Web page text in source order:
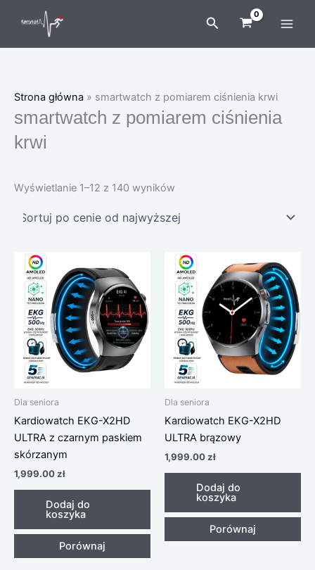
Szukaj
Strona główna » smartwatch z pomiarem ciśnienia krwi
smartwatch z pomiarem ciśnienia
krwi
Wyświetlanie 1–12 z 140 wyników
Dla seniora
Kardiowatch EKG-X2HD
ULTRA z czarnym paskiem
skórzanym
1,999.00zł
Dodaj do
koszyka
Porównaj
Dla seniora
Kardiowatch EKG-X2HD
ULTRA brązowy
1,999.00zł
Dodaj do
koszyka
Porównaj